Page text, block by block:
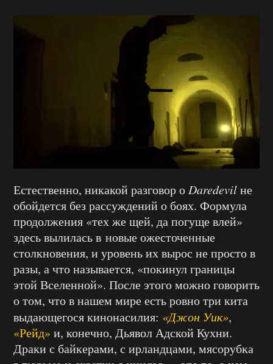
Естественно, никакой разговор о Daredevilне
обойдется без рассуждений о боях. Формула
продолжения «тех же щей, да погуще влей»
здесь вылилась в новые ожесточенные
столкновения, и уровень их вырос не просто в
разы, а что называется, «покинул границы
этой Вселенной». После этого можно говорить
о том, что в нашем мире есть ровно три кита
выдающегося кинонасилия: «Джон Уик»,
«Рейд» и, конечно, Дьявол Адской Кухни.
Драки с байкерами, с ирландцами, мясорубка